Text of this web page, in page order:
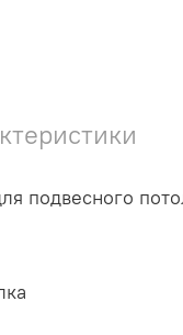
подвесного